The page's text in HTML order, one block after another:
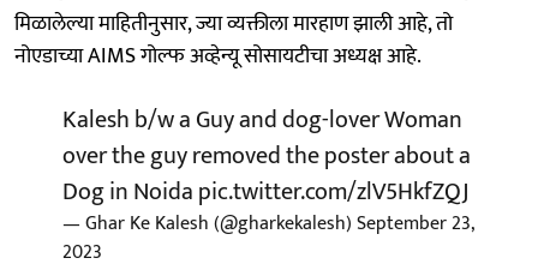
मिळालेल्या माहितीनुसार, ज्या व्यक्तीला मारहाण झाली आहे, तो
नोएडाच्या AIMS गोल्फ अव्हेन्यू सोसायटीचा अध्यक्ष आहे.
Kalesh b/w a Guy and dog-lover Woman
over the guy removed the poster about a
Dog in Noidapic.twitter.com/zlV5HkfZQJ
— Ghar Ke Kalesh (@gharkekalesh)September 23,
2023